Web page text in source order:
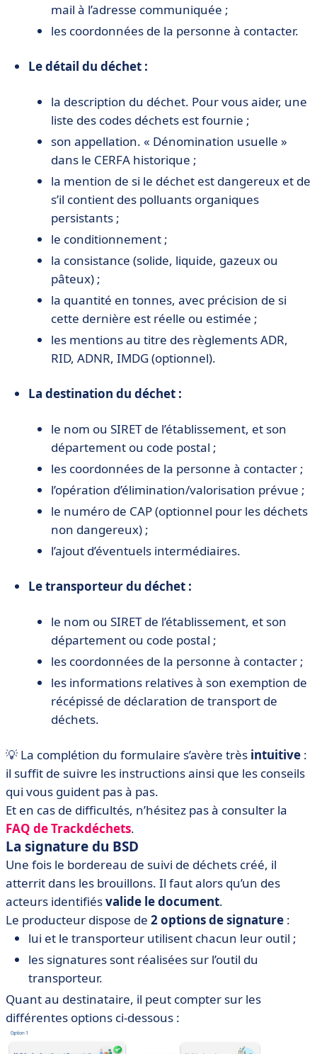
mail à l’adresse communiquée ;
les coordonnées de la personne à contacter.
Le détail du déchet :
la description du déchet. Pour vous aider, une
liste des codes déchets est fournie ;
son appellation. « Dénomination usuelle »
dans le CERFA historique ;
la mention de si le déchet est dangereux et de
s’il contient des polluants organiques
persistants ;
le conditionnement ;
la consistance (solide, liquide, gazeux ou
pâteux) ;
la quantité en tonnes, avec précision de si
cette dernière est réelle ou estimée ;
les mentions au titre des règlements ADR,
RID, ADNR, IMDG (optionnel).
La destination du déchet :
le nom ou SIRET de l’établissement, et son
département ou code postal ;
les coordonnées de la personne à contacter ;
l’opération d’élimination/valorisation prévue ;
le numéro de CAP (optionnel pour les déchets
non dangereux) ;
l’ajout d’éventuels intermédiaires.
Le transporteur du déchet :
le nom ou SIRET de l’établissement, et son
département ou code postal ;
les coordonnées de la personne à contacter ;
les informations relatives à son exemption de
récépissé de déclaration de transport de
déchets.
💡 La complétion du formulaire s’avère très intuitive :
il suffit de suivre les instructions ainsi que les conseils
qui vous guident pas à pas.
Et en cas de difficultés, n’hésitez pas à consulter la
FAQ de Trackdéchets.
La signature du BSD
Une fois le bordereau de suivi de déchets créé, il
atterrit dans les brouillons. Il faut alors qu’un des
acteurs identifiésvalide le document.
Le producteur dispose de 2 options de signature :
lui et le transporteur utilisent chacun leur outil ;
les signatures sont réalisées sur l’outil du
transporteur.
Quant au destinataire, il peut compter sur les
différentes options ci-dessous :